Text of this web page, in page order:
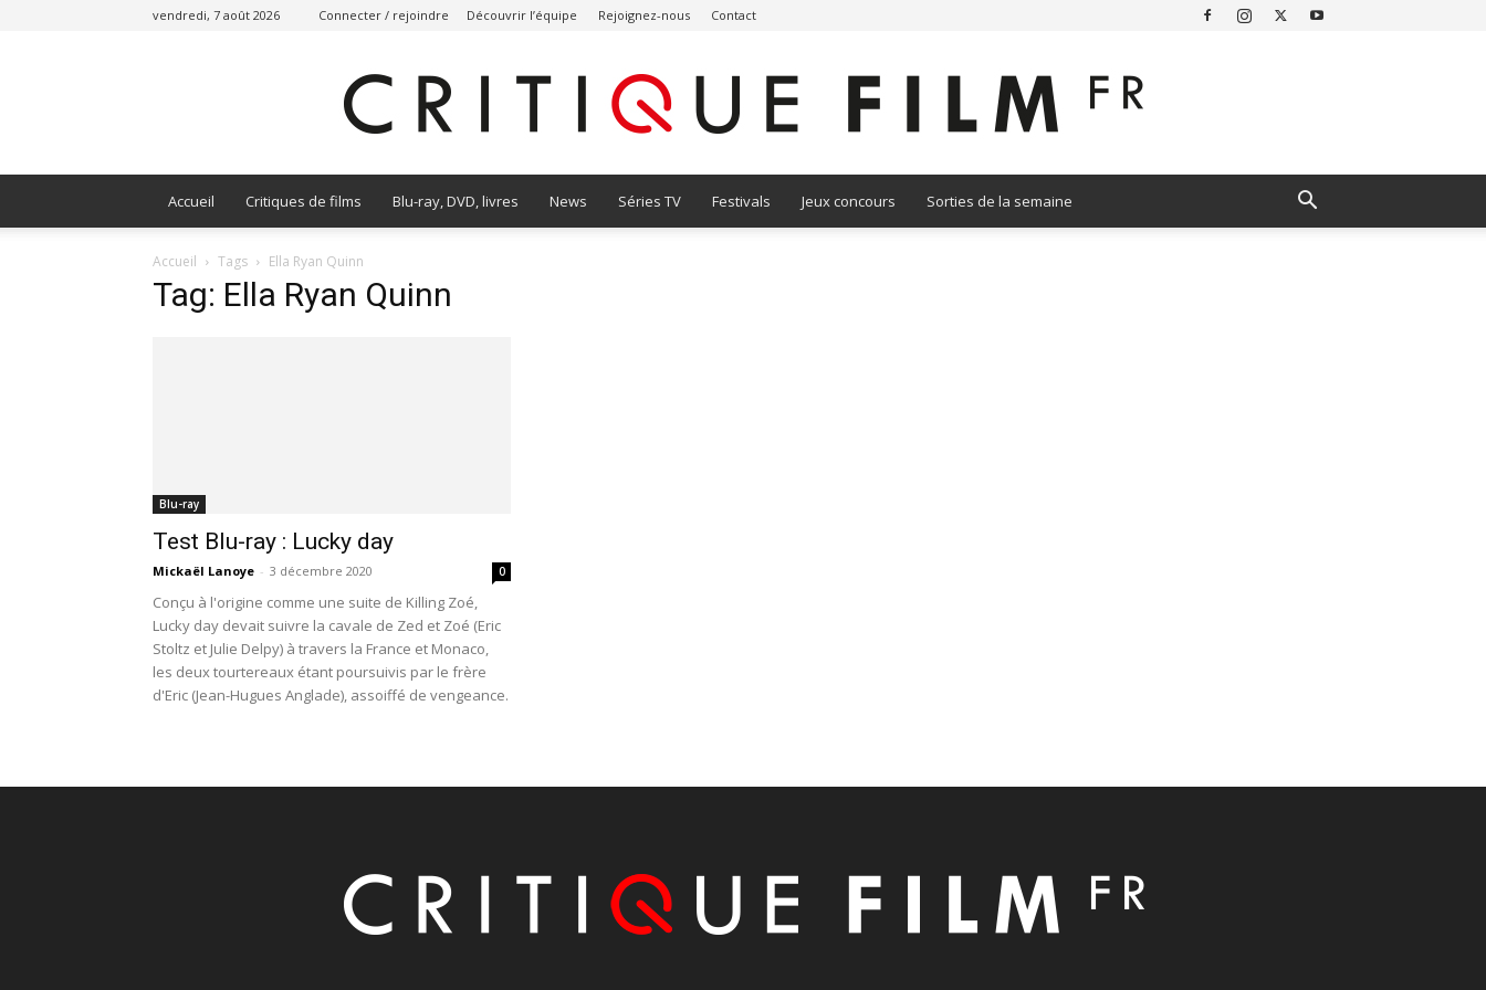
vendredi, 7 août 2026 Connecter / rejoindre Découvrir l’équipe Rejoignez-nous Contact
Accueil Critiques de films Blu-ray, DVD, livres News Séries TV Festivals Jeux concours Sorties de la semaine
Accueil Tags Ella Ryan Quinn
Tag: Ella Ryan Quinn
Blu-ray
Test Blu-ray : Lucky day
Mickaël Lanoye - 3 décembre 2020 0
Conçu à l'origine comme une suite de Killing Zoé,
Lucky day devait suivre la cavale de Zed et Zoé (Eric
Stoltz et Julie Delpy) à travers la France et Monaco,
les deux tourtereaux étant poursuivis par le frère
d'Eric (Jean-Hugues Anglade), assoiffé de vengeance.